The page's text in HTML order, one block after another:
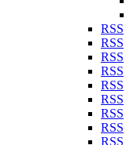
RSS
RSS
RSS
RSS
RSS
RSS
RSS
RSS
RSS